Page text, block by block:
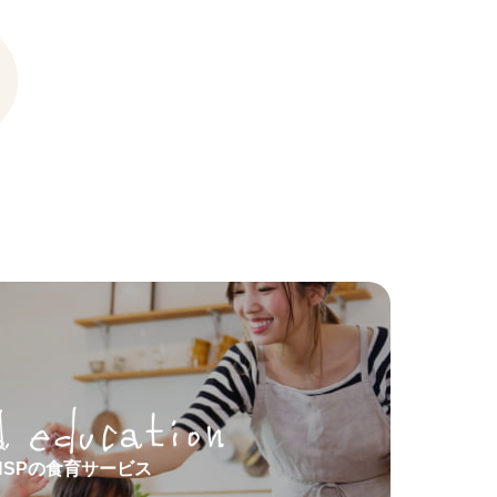
の食育サービス